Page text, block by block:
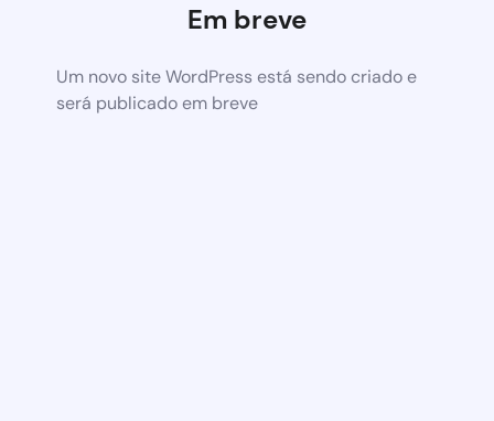
Em breve
Um novo site WordPress está sendo criado e
será publicado em breve